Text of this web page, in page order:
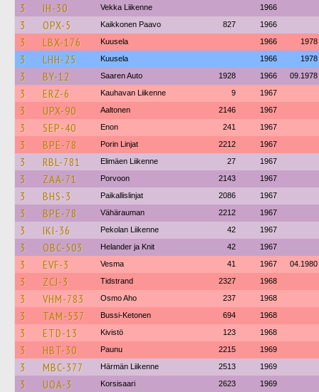
3 IH-30 Vekka Liikenne 1966
3 OPX-5 Kaikkonen Paavo 827 1966
3 LBX-176 Kuusela 1966 1978
3 LHH-25 Kuusela 1966 1978
3 BY-12 Saaren Auto 1928 1966 09.1978
3 ERZ-6 Kauhavan Liikenne 9 1967
3 UPX-90 Aaltonen 2146 1967
3 SEP-40 Enon 241 1967
3 BPE-78 Porin Linjat 2212 1967
3 RBL-781 Elimäen Liikenne 27 1967
3 ZAA-71 Porvoon 2143 1967
3 BHS-3 Paikallislinjat 2086 1967
3 BPE-78 Vähärauman 2212 1967
3 IKI-36 Pekolan Liikenne 42 1967
3 OBC-503 Helander ja Knit 42 1967
3 EVF-3 Vesma 41 1967 04.1980
3 ZCJ-3 Tidstrand 2327 1968
3 VHM-783 Osmo Aho 237 1968
3 TAM-537 Bussi-Ketonen 694 1968
3 ETD-13 Kivistö 123 1968
3 HBT-30 Paunu 2215 1969
3 MBC-377 Härmän Liikenne 2513 1969
3 UOA-3 Korsisaari 2623 1969